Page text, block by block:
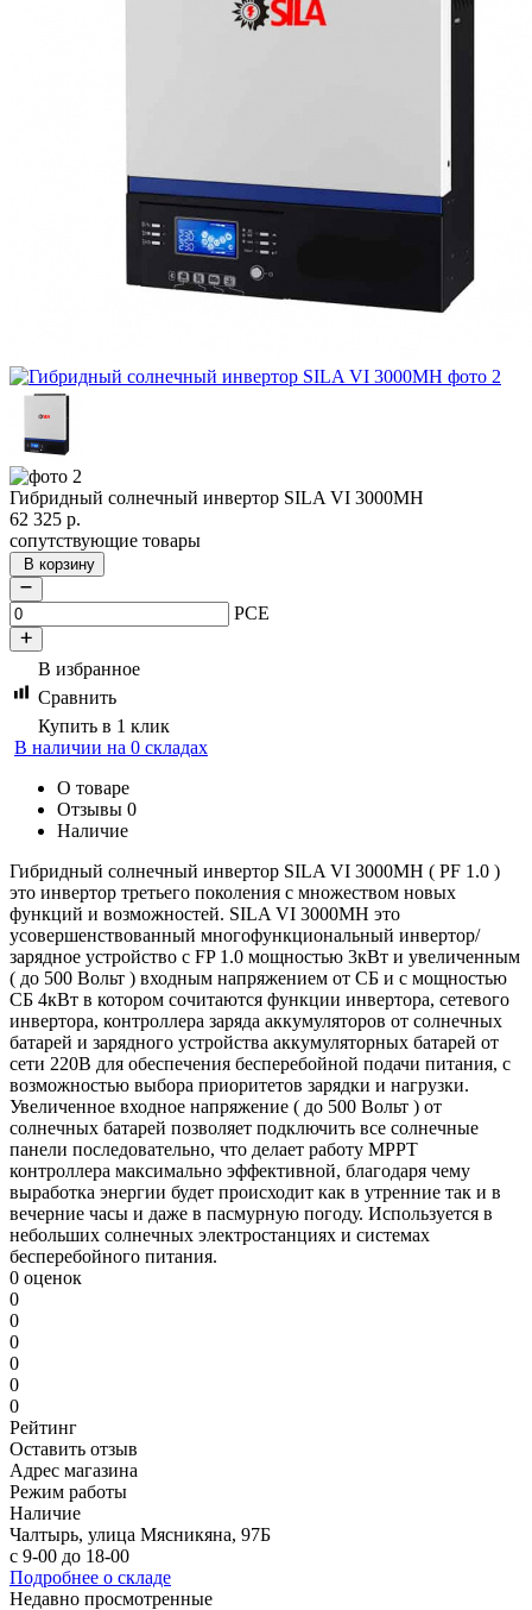
Гибридный солнечный инвертор SILA VI 3000MH
62 325 р.
сопутствующие товары
В корзину
PCE
В избранное
Сравнить
Купить в 1 клик
В наличии на 0 складах
О товаре
Отзывы 0
Наличие
Гибридный солнечный инвертор SILA VI 3000MH ( PF 1.0 )
это инвертор третьего поколения с множеством новых
функций и возможностей. SILA VI 3000MH это
усовершенствованный многофункциональный инвертор/
зарядное устройство c FP 1.0 мощностью 3кВт и увеличенным
( до 500 Вольт ) входным напряжением от СБ и с мощностью
СБ 4кВт в котором сочитаются функции инвертора, сетевого
инвертора, контроллера заряда аккумуляторов от солнечных
батарей и зарядного устройства аккумуляторных батарей от
сети 220В для обеспечения бесперебойной подачи питания, с
возможностью выбора приоритетов зарядки и нагрузки.
Увеличенное входное напряжение ( до 500 Вольт ) от
солнечных батарей позволяет подключить все солнечные
панели последовательно, что делает работу MPPT
контроллера максимально эффективной, благодаря чему
выработка энергии будет происходит как в утренние так и в
вечерние часы и даже в пасмурную погоду. Используется в
небольших солнечных электростанциях и системах
бесперебойного питания.
0 оценок
0
0
0
0
0
0
Рейтинг
Оставить отзыв
Адрес магазина
Режим работы
Наличие
Чалтырь, улица Мясникяна, 97Б
с 9-00 до 18-00
Подробнее о складе
Недавно просмотренные